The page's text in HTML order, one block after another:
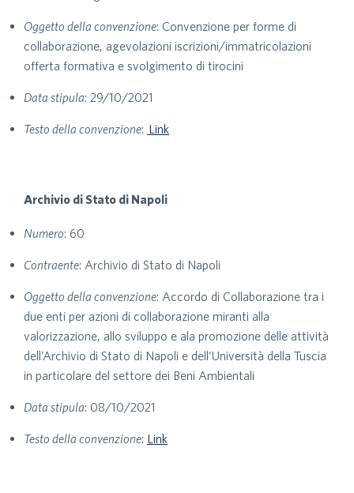
Oggetto della convenzione: Convenzione per forme di
collaborazione, agevolazioni iscrizioni/immatricolazioni
offerta formativa e svolgimento di tirocini
Data stipula: 29/10/2021
Testo della convenzione: Link
Archivio di Stato di Napoli
Numero: 60
Contraente: Archivio di Stato di Napoli
Oggetto della convenzione: Accordo di Collaborazione tra i
due enti per azioni di collaborazione miranti alla
valorizzazione, allo sviluppo e ala promozione delle attività
dell’Archivio di Stato di Napoli e dell’Università della Tuscia
in particolare del settore dei Beni Ambientali
Data stipula: 08/10/2021
Testo della convenzione: Link